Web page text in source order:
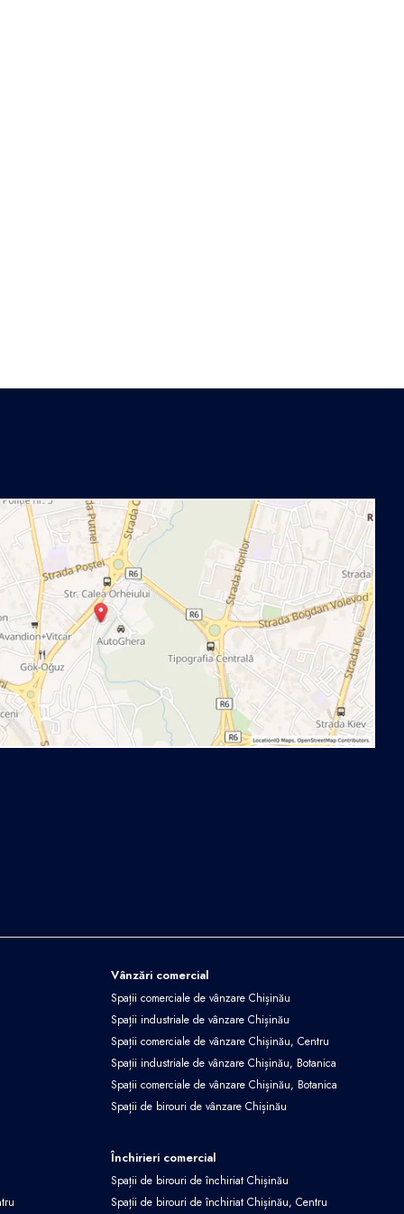
Vânzări comercial
Spații comerciale de vânzare Chișinău
Spații industriale de vânzare Chișinău
Spații comerciale de vânzare Chișinău, Centru
Spații industriale de vânzare Chișinău, Botanica
Spații comerciale de vânzare Chișinău, Botanica
Spații de birouri de vânzare Chișinău
Închirieri comercial
Spații de birouri de închiriat Chișinău
Spații de birouri de închiriat Chișinău, Centru